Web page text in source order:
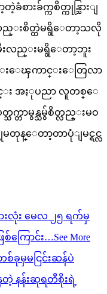
ားခ်က္ကစိတ္ကုန္သြားျ
လည္းစိတ္ထဲမရွိေတာ့သလို
လည္းမရွိေတာ့ဘူး
ေၾကာင္းေတြလာ
င္း အႏုပညာ လူတစ္ေ
သက္တာမွန္သမွ်စိတ္လည္းမဝ
န္ေတာ့တာပုံျမင္ရင္လ
းလုံး မေလ ၂၅ ရက်မှ
ြောင်း…See More
ခုမှမငြင်းဆန်ပဲ
နန်းဆုရတီစိုးရဲ့